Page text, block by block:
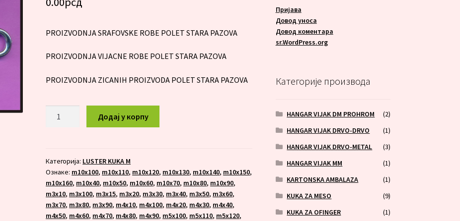
PROIZVODNJA SRAFOVSKE ROBE POLET STARA PAZOVA
PROIZVODNJA VIJACNE ROBE POLET STARA PAZOVA
PROIZVODNJA ZICANIH PROIZVODA POLET STARA PAZOVA
количина
Додај у корпу
Категорија: LUSTER KUKA M
Ознаке: m10x100, m10x110, m10x120, m10x130, m10x140, m10x150,
m10x160, m10x40, m10x50, m10x60, m10x70, m10x80, m10x90,
m3x10, m3x100, m3x15, m3x20, m3x30, m3x40, m3x50, m3x60,
m3x70, m3x80, m3x90, m4x10, m4x100, m4x20, m4x30, m4x40,
m4x50, m4x60, m4x70, m4x80, m4x90, m5x100, m5x110, m5x120,
Пријава
Довод уноса
Довод коментара
sr.WordPress.org
Категорије производа
HANGAR VIJAK DM PROHROM
(2)
HANGAR VIJAK DRVO-DRVO
(1)
HANGAR VIJAK DRVO-METAL
(3)
HANGAR VIJAK MM
(1)
KARTONSKA AMBALAZA
(1)
KUKA ZA MESO
(9)
KUKA ZA OFINGER
(1)